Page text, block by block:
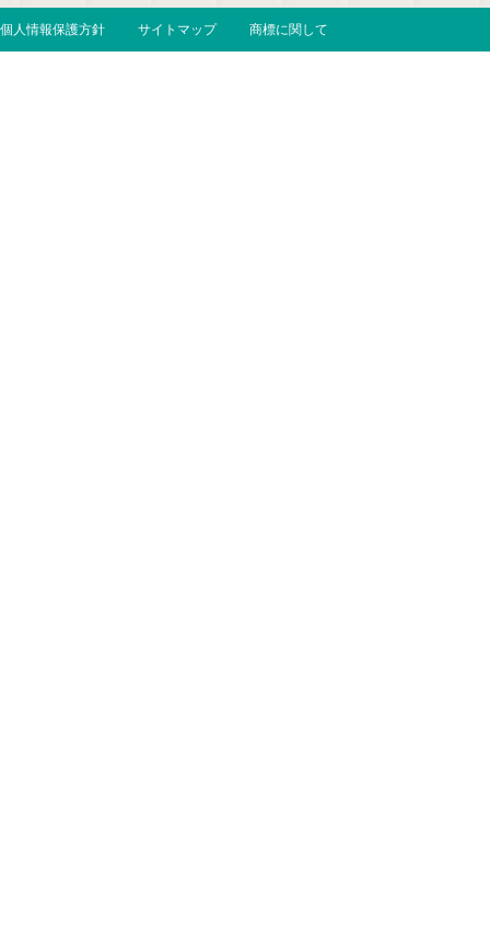
個人情報保護方針 サイトマップ 商標に関して